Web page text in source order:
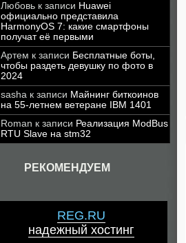
Любовь к записи Huawei
официально представила
HarmonyOS 7: какие смартфоны
получат её первыми
Артем к записи Бесплатные боты,
чтобы раздеть девушку по фото в
2024
sasha к записи Майнинг биткоинов
на 55-летнем ветеране IBM 1401
Roman к записи Реализация ModBus
RTU Slave на stm32
РЕКОМЕНДУЕМ
REG.RU
надежный хостинг